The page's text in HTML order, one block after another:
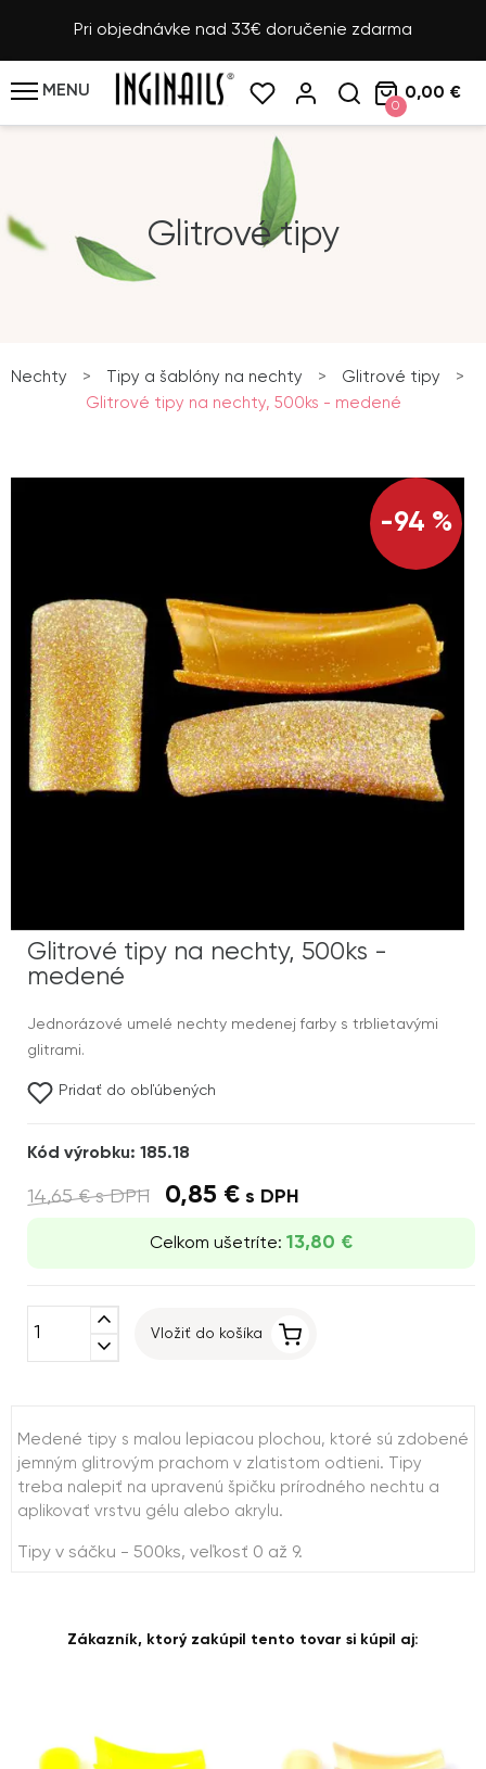
Pri objednávke nad 33€ doručenie zdarma
MENU
0
0,00 €
Glitrové tipy
Nechty > Tipy a šablóny na nechty > Glitrové tipy
>
Glitrové tipy na nechty, 500ks - medené
-94 %
Glitrové tipy na nechty, 500ks -
medené
Jednorázové umelé nechty medenej farby s trblietavými
glitrami.
Pridať do obľúbených
Kód výrobku: 185.18
14,65 €s DPH 0,85 € s DPH
Celkom ušetríte: 13,80 €
expand_less
expand_more
Vložiť do košíka
Medené tipy s malou lepiacou plochou, ktoré sú zdobené
jemným glitrovým prachom v zlatistom odtieni. Tipy
treba nalepiť na upravenú špičku prírodného nechtu a
aplikovať vrstvu gélu alebo akrylu.
Tipy v sáčku - 500ks, veľkosť 0 až 9.
Zákazník, ktorý zakúpil tento tovar si kúpil aj: